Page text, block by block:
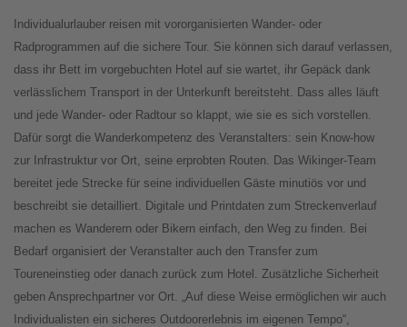
Individualurlauber reisen mit vororganisierten Wander- oder
Radprogrammen auf die sichere Tour. Sie können sich darauf verlassen,
dass ihr Bett im vorgebuchten Hotel auf sie wartet, ihr Gepäck dank
verlässlichem Transport in der Unterkunft bereitsteht. Dass alles läuft
und jede Wander- oder Radtour so klappt, wie sie es sich vorstellen.
Dafür sorgt die Wanderkompetenz des Veranstalters: sein Know-how
zur Infrastruktur vor Ort, seine erprobten Routen. Das Wikinger-Team
bereitet jede Strecke für seine individuellen Gäste minutiös vor und
beschreibt sie detailliert. Digitale und Printdaten zum Streckenverlauf
machen es Wanderern oder Bikern einfach, den Weg zu finden. Bei
Bedarf organisiert der Veranstalter auch den Transfer zum
Toureneinstieg oder danach zurück zum Hotel. Zusätzliche Sicherheit
geben Ansprechpartner vor Ort. „Auf diese Weise ermöglichen wir auch
Individualisten ein sicheres Outdoorerlebnis im eigenen Tempo“,